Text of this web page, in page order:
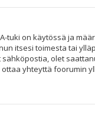
tuki on käytössä ja
itsesi toimesta tai
olet
yhteyttä foorumin